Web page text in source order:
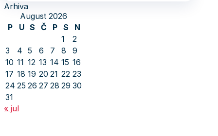
Arhiva
August 2026
P
U S Č P S
N
1
2
3
4 5 6 7 8
9
10 11 12 13 14 15 16
17 18 19 20 21 22 23
24 25 26 27 28 29 30
31
« jul